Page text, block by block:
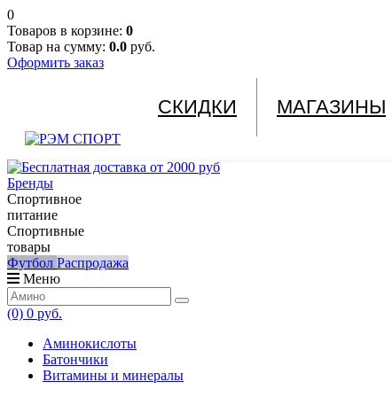
0
Товаров в корзине: 0
Товар на сумму: 0.0 руб.
Оформить заказ
СКИДКИ МАГАЗИНЫ
Бренды
Спортивное
питание
Спортивные
товары
Футбол Распродажа
Меню
(0) 0 руб.
Аминокислоты
Батончики
Витамины и минералы